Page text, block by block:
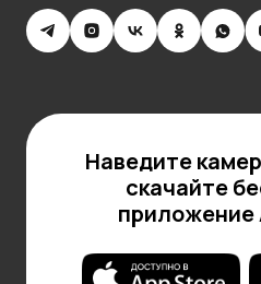
Наведите
скачайте
приложение